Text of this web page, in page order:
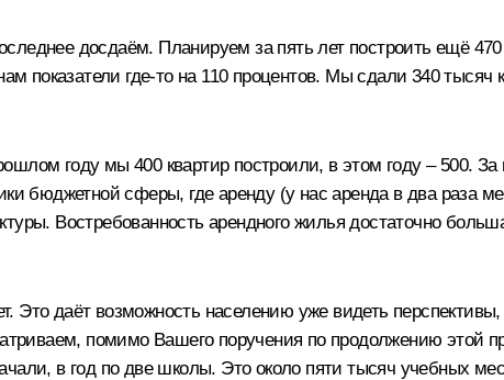
досдаём. Планируем за пять лет построить ещё 470
показатели где-то на 110 процентов. Мы сдали 340 тысяч
году мы 400 квартир построили, в этом году – 500.
бюджетной сферы, где аренду (у нас аренда в два раза
Востребованность арендного жилья достаточно
Это даёт возможность населению уже видеть
помимо Вашего поручения по продолжению этой
в год по две школы. Это около пяти тысяч учебных